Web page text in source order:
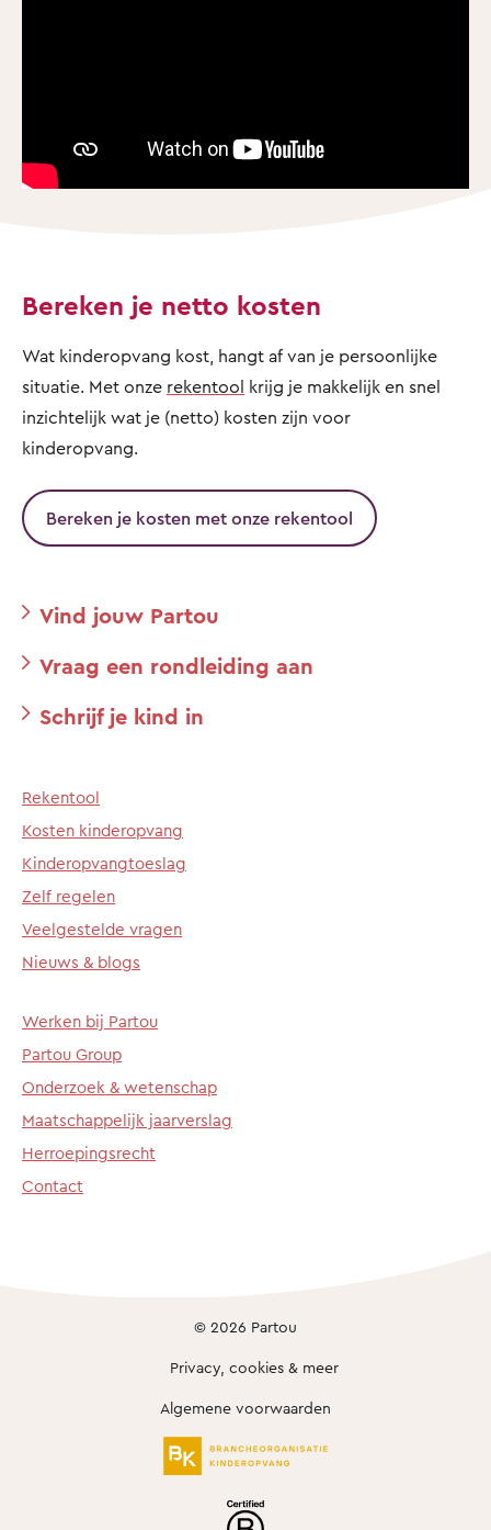
Bereken je netto kosten
Wat kinderopvang kost, hangt af van je persoonlijke
situatie. Met onze rekentool krijg je makkelijk en snel
inzichtelijk wat je (netto) kosten zijn voor
kinderopvang.
Bereken je kosten met onze rekentool
Vind jouw Partou
Vraag een rondleiding aan
Schrijf je kind in
Rekentool
Kosten kinderopvang
Kinderopvangtoeslag
Zelf regelen
Veelgestelde vragen
Nieuws & blogs
Werken bij Partou
Partou Group
Onderzoek & wetenschap
Maatschappelijk jaarverslag
Herroepingsrecht
Contact
© 2026 Partou
Privacy, cookies & meer
Algemene voorwaarden